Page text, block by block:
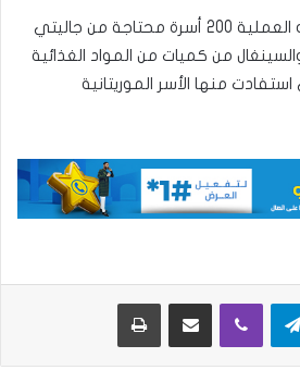
وستستفيد في إطار هذه العملية 200 أسرة محتاجة من جاليتي
من كميات من المواد الغذائية
منها الأسر الموريتانية
تيلقرام ڤايبر مشاركة عبر البريد طباعة